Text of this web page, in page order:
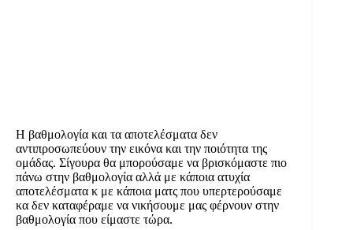
Η βαθμολογία και τα αποτελέσματα δεν
αντιπροσωπεύουν την εικόνα και την ποιότητα της
ομάδας. Σίγουρα θα μπορούσαμε να βρισκόμαστε πιο
πάνω στην βαθμολογία αλλά με κάποια ατυχία
αποτελέσματα κ με κάποια ματς που υπερτερούσαμε
κα δεν καταφέραμε να νικήσουμε μας φέρνουν στην
βαθμολογία που είμαστε τώρα.